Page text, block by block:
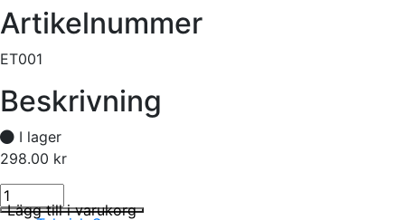
Artikelnummer
ET001
Beskrivning
I lager
298.00 kr
I lager
IR PERSONAL TRANSPONDER FOR RC CAR mängd
Lägg till i varukorg